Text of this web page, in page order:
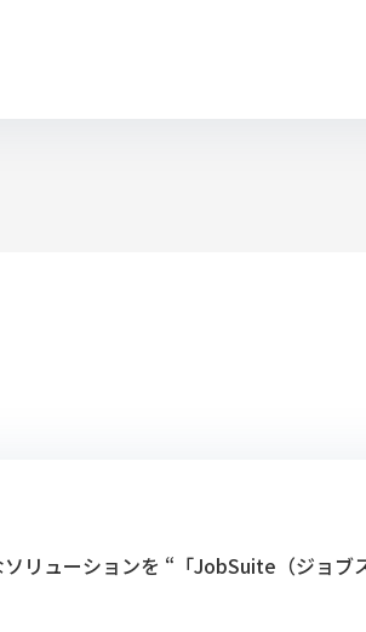
リューションを “「JobSuite（ジョブ